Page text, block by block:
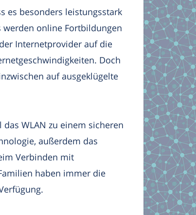
es besonders leistungsstark
werden online Fortbildungen
Internetprovider auf die
Doch
auf ausgeklügelte
das WLAN zu einem sicheren
außerdem das
Verbinden mit
haben immer die